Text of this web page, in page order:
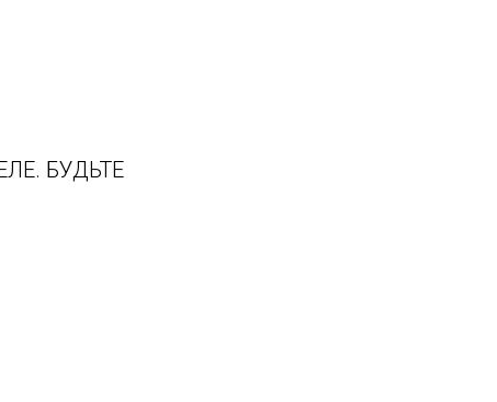
БУДЬТЕ